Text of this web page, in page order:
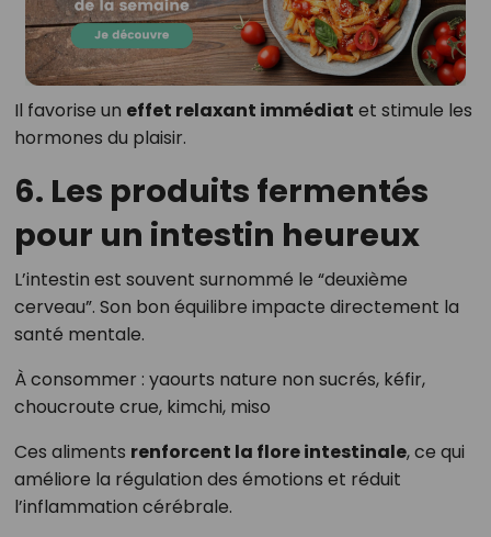
Il favorise un effet relaxant immédiat et stimule les
hormones du plaisir.
6. Les produits fermentés
pour un intestin heureux
L’intestin est souvent surnommé le “deuxième
cerveau”. Son bon équilibre impacte directement la
santé mentale.
À consommer : yaourts nature non sucrés, kéfir,
choucroute crue, kimchi, miso
Ces aliments renforcent la flore intestinale, ce qui
améliore la régulation des émotions et réduit
l’inflammation cérébrale.